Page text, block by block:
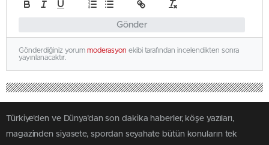
Gönder
Gönderdiğiniz yorum moderasyon ekibi tarafından incelendikten sonra
yayınlanacaktır.
Türkiye'den ve Dünya’dan son dakika haberler, köşe yazıları,
magazinden siyasete, spordan seyahate bütün konuların tek